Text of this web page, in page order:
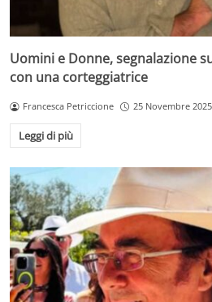
Uomini e Donne, segnalazione
con una corteggiatrice
Francesca Petriccione 25 Novembre 2025
Leggi di più